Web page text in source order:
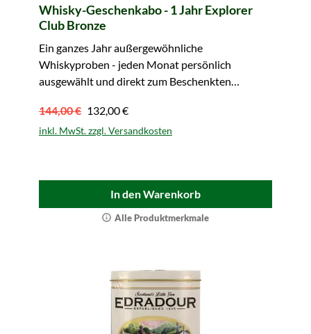
Whisky-Geschenkabo - 1 Jahr Explorer
Club Bronze
Ein ganzes Jahr außergewöhnliche
Whiskyproben - jeden Monat persönlich
ausgewählt und direkt zum Beschenkten
144,00 € 132,00 €
inkl. MwSt. zzgl. Versandkosten
In den Warenkorb
Alle Produktmerkmale